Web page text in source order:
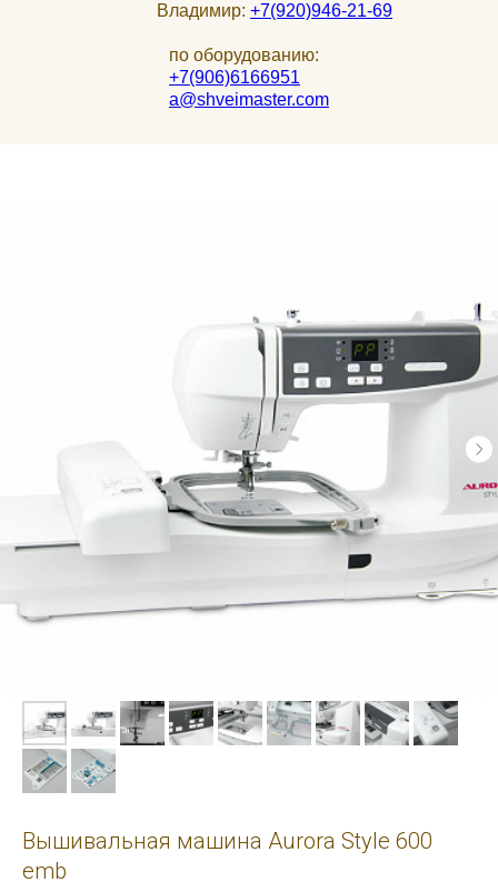
Владимир: +7(920)946-21-69
по оборудованию:
+7(906)6166951
a@shveimaster.com
Вышивальная машина Aurora Style 600
emb